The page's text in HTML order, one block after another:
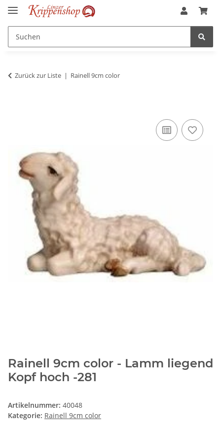
Zurück zur Liste Rainell 9cm color
Rainell 9cm color - Lamm liegend
Kopf hoch -281
Artikelnummer: 40048
Kategorie: Rainell 9cm color